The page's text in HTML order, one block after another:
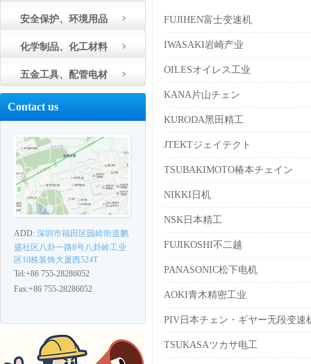
安全保护、环境用品
化学制品、化工材料
五金工具、配管电材
Contact us
ADD: 深圳市福田区园岭街道鹏
盛社区八卦一路8号八卦岭工业
区10栋装饰大厦西524T
Tel:+86 755-28286052
Fax:+86 755-28286052
FUJIHEN富士变速机
IWASAKI岩崎产业
OILESオイレス工业
KANA片山チェン
KURODA黑田精工
JTEKTジェイテクト
TSUBAKIMOTO椿本チェイン
NIKKI日机
NSK日本精工
FUJIKOSHI不二越
PANASONIC松下电机
AOKI青木精密工业
PIV日本チェン・ギヤー无段变速
TSUKASAツカサ电工